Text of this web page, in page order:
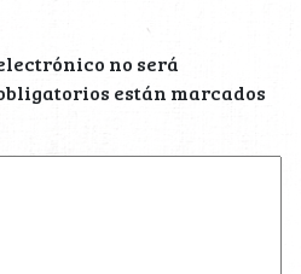
no será
están marcados